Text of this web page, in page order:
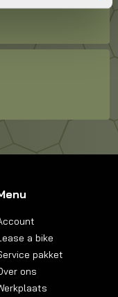
a bike
pakket
ons